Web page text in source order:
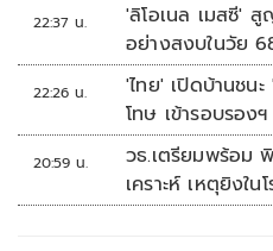
22:37 น.
'ลิโอเนล เมสซี'
อย่างสงบในวัย
22:26 น.
'ไทย' เปิดบ้านชน
โทษ เข้ารอบรอง
20:59 น.
วธ.เตรียมพร้อม
เคราะห์ เหตุยิงใน